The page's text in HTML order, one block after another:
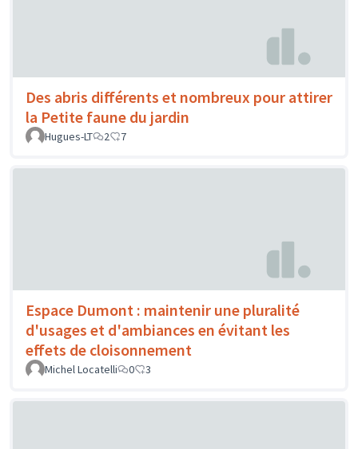
Des abris différents et nombreux pour attirer
la Petite faune du jardin
Hugues-LT 2 7
Espace Dumont : maintenir une pluralité
d'usages et d'ambiances en évitant les
effets de cloisonnement
Michel Locatelli 0 3